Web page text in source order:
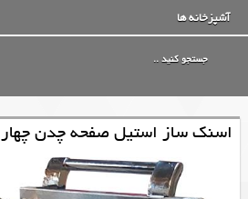
آشپزخانه ها
اسنک ساز استیل صفحه چدن چهار خانه 8 تایی